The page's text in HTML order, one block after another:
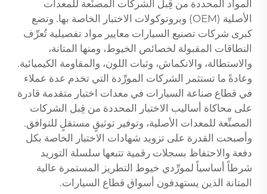
المواد المحددة من قِبل الشركات المصنِّعة للمعدات
الأصلية (OEM) وبروتوكولات الاختبار الخاصة بها. وتضع
كبرى شركات تصنيع السيارات معايير مواد تفصيلية تُعرِّف
النطاقات المقبولة لخصائص الخيوط، ومنها المتانة،
والاستطالة، والانكماش، وثبات اللون، والمقاومة الكيميائية.
وعادةً ما تستثمر الشركات المورِّدة التي تخدم عدة عملاء
في قطاع صناعة السيارات في معدات اختبار متقدمة قادرة
على محاكاة أساليب الاختبار المحددة من قِبل الشركات
المصنِّعة للمعدات الأصلية، وتوفير توثيقٍ مستقلٍ للتوافق.
وأصبحت القدرة على تزويد شهادات الاختبار الخاصة بكل
دفعة والاحتفاظ بسجلات رقمية تتبعها سلسلة التوريد
شرطاً أساسياً لمورِّدي خيوط التطريز المستمرة عالية
المتانة الذين يستهدفون أسواق قطاع السيارات.